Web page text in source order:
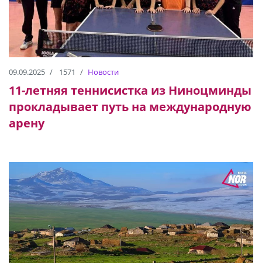
09.09.2025 1571 Новости
11-летняя теннисистка из Ниноцминды
прокладывает путь на международную
арену